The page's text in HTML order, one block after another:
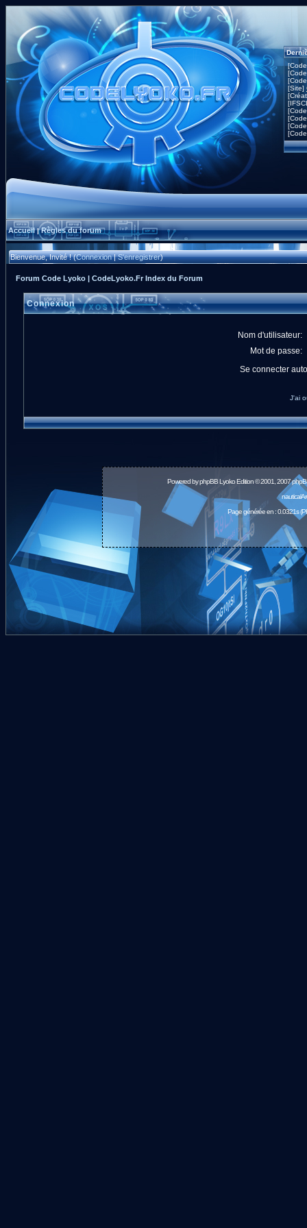
[Site]
Accueil|Règles du forum
Bienvenue, Invité ! (Connexion|S'enregistrer)
Forum Code Lyoko | CodeLyoko.Fr Index du Forum
Connexion
Nom d'utilisateur:
Mot de passe:
Se connecter
J'ai
Powered byphpBBLyoko Edition © 2001, 2007
Page générée en : 0.0321s